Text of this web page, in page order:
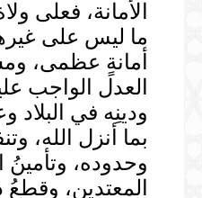
الأمانة، فعلى
ما ليس على
أمانةٍ عظمى،
العدل الواجب
ودينِه في البلاد
بما أنزل الله،
وحدوده، وتأمينُ
المعتدين، وقطعُ